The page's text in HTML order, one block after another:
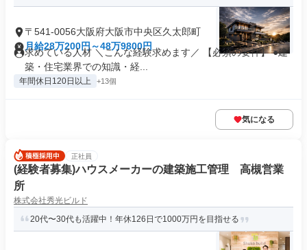
〒541-0056大阪府大阪市中央区久太郎町
月給28万200円～48万9800円
求めている人材 ＼こんな経験求めます／ 【必須の要件】 ●建
築・住宅業界での知識・経...
年間休日120日以上 +13個
気になる
正社員
(経験者募集)ハウスメーカーの建築施工管理 高槻営業
所
株式会社秀光ビルド
20代〜30代も活躍中！年休126日で1000万円を目指せる